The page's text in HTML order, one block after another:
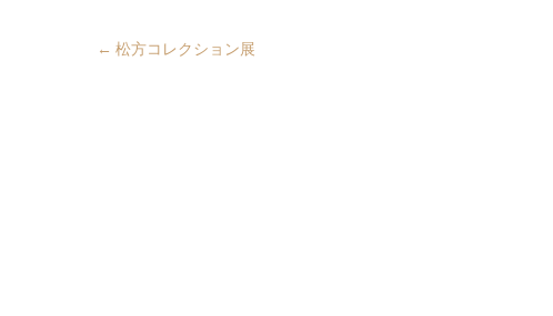
← 松方コレクション展